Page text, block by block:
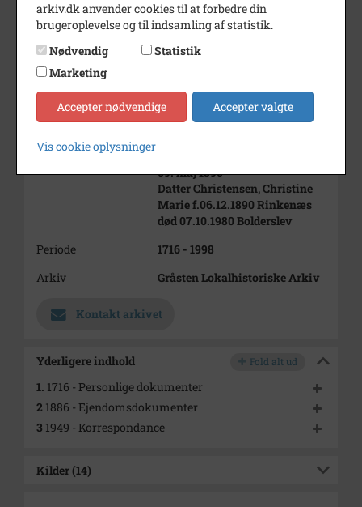
03.04.1944 Vilsbæk
Født/stiftet
Død/nedlagt
03.04.1944
Bemærkning
Gift med Maren Ohlsen (Olsen)
09. maj 1890
Datter Christensen, Christine
Marie f.06.12.1890 Rinkenæs
død 07.10.1980 Bolderslev
Periode
1716 - 1998
Arkiv
Gråsten Lokalhistoriske Arkiv
Kontakt arkivet
Yderligere indhold Fold alt ud
1. 1716 - Personlige dokumenter
2 1886 - Ejendomsdokumenter
3 1949 - Korrespondance
Kilder (14)
arkiv.dk anvender cookies til at forbedre din
brugeroplevelse og til indsamling af statistik.
Nødvendig
Statistik
Marketing
Accepter nødvendige Accepter valgte
Vis cookie oplysninger